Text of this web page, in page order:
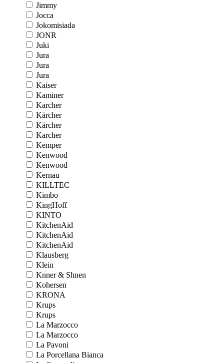
Jimmy
Jocca
Jokomisiada
JONR
Juki
Jura
Jura
Jura
Kaiser
Kaminer
Karcher
Kärcher
Kärcher
Karcher
Kemper
Kenwood
Kenwood
Kernau
KILLTEC
Kimbo
KingHoff
KINTO
KitchenAid
KitchenAid
KitchenAid
Klausberg
Klein
Knner & Shnen
Kohersen
KRONA
Krups
Krups
La Marzocco
La Marzocco
La Pavoni
La Porcellana Bianca